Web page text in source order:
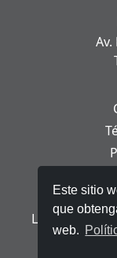
Este sitio
que
web.
Av.
Ley Orgánica